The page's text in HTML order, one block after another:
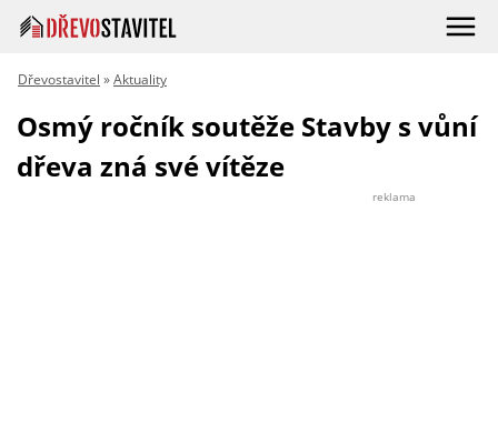
Dřevostavitel »Aktuality
Osmý ročník soutěže Stavby s vůní
dřeva zná své vítěze
reklama